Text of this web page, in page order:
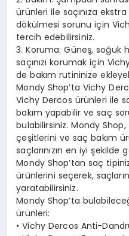
ürünleri ile saçınıza
dökülmesi sorunu için
tercih edebilirsiniz.
3. Koruma: Güneş, soğuk
saçınızı korumak için
de bakım rutininize
Mondy Shop’ta Vichy
Vichy Dercos ürünleri ile
bakım yapabilir ve saç
bulabilirsiniz. Mondy
çeşitlerini ve saç bakım
saçlarınızın en iyi
Mondy Shop’tan saç
ürünlerini seçerek,
yaratabilirsiniz.
Mondy Shop’ta
ürünleri:
• Vichy Dercos Anti-